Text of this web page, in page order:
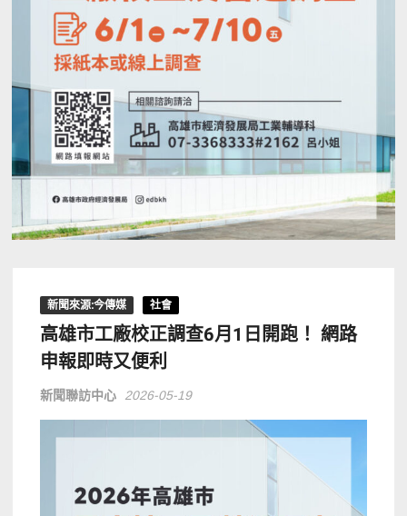
新聞來源:今傳媒 社會
高雄市工廠校正調查6月1日開跑！ 網路
申報即時又便利
新聞聯訪中心 2026-05-19